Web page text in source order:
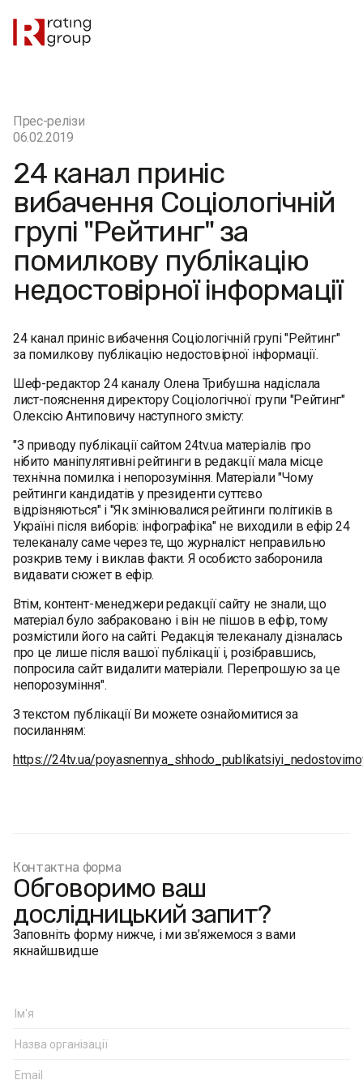
Прес-релізи
06.02.2019
24 канал приніс
вибачення Соціологічній
групі "Рейтинг" за
помилкову публікацію
недостовірної інформації
24 канал приніс вибачення Соціологічній групі "Рейтинг"
за помилкову публікацію недостовірної інформації.
Шеф-редактор 24 каналу Олена Трибушна надіслала
лист-пояснення директору Соціологічної групи "Рейтинг"
Олексію Антиповичу наступного змісту:
"З приводу публікації сайтом 24tv.ua матеріалів про
нібито маніпулятивні рейтинги в редакції мала місце
технічна помилка і непорозуміння. Матеріали "Чому
рейтинги кандидатів у президенти суттєво
відрізняються" і "Як змінювалися рейтинги політиків в
Україні після виборів: інфографіка" не виходили в ефір 24
телеканалу саме через те, що журналіст неправильно
розкрив тему і виклав факти. Я особисто заборонила
видавати сюжет в ефір.
Втім, контент-менеджери редакції сайту не знали, що
матеріал було забраковано і він не пішов в ефір, тому
розмістили його на сайті. Редакція телеканалу дізналась
про це лише після вашої публікації і, розібравшись,
попросила сайт видалити матеріали. Перепрошую за це
непорозуміння".
З текстом публікації Ви можете ознайомитися за
посиланням:
https://24tv.ua/
Контактна форма
Обговоримо ваш
дослідницький запит?
Заповніть форму нижче, і ми зв’яжемося з вами
якнайшвидше